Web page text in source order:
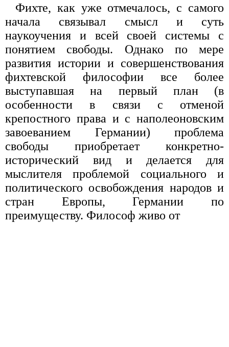
Фихте, как уже отмечалось, c самого
начала связывал смысл и суть
наукоучения и всей своей системы с
понятием свободы. Однако по мере
развития истории и совершенствования
фихтевской философии все более
выступавшая на первый план (в
особенности в связи с отменой
крепостного права и с наполеоновским
завоеванием Германии) проблема
свободы приобретает конкретно-
исторический вид и делается для
мыслителя проблемой социального и
политического освобождения народов и
стран Европы, Германии по
преимуществу. Философ живо от